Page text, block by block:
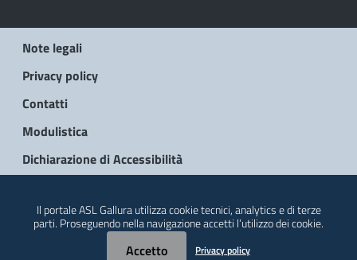
Note legali
Privacy policy
Contatti
Modulistica
Dichiarazione di Accessibilità
Il portale ASL Gallura utilizza cookie tecnici, analytics e di terze
parti. Proseguendo nella navigazione accetti l’utilizzo dei cookie.
Accetto Privacy policy